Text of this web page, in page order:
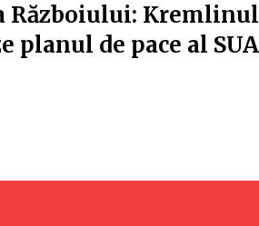
Kremlinul
planul de pace al SUA